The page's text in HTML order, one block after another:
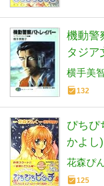
機動警
タジア
横手美
132
ぴちぴ
かよし)
花森ぴ
125